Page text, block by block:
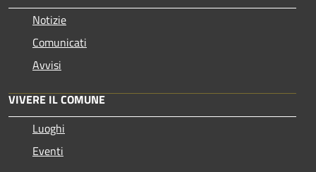
Notizie
Comunicati
Avvisi
VIVERE IL COMUNE
Luoghi
Eventi